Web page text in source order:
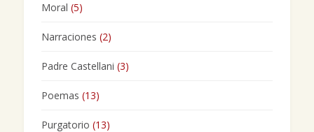
Moral (5)
Narraciones (2)
Padre Castellani (3)
Poemas (13)
Purgatorio (13)